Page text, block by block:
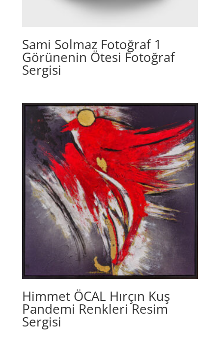
Sami Solmaz Fotoğraf 1
Görünenin Ötesi Fotoğraf
Sergisi
Himmet ÖCAL Hırçın Kuş
Pandemi Renkleri Resim
Sergisi